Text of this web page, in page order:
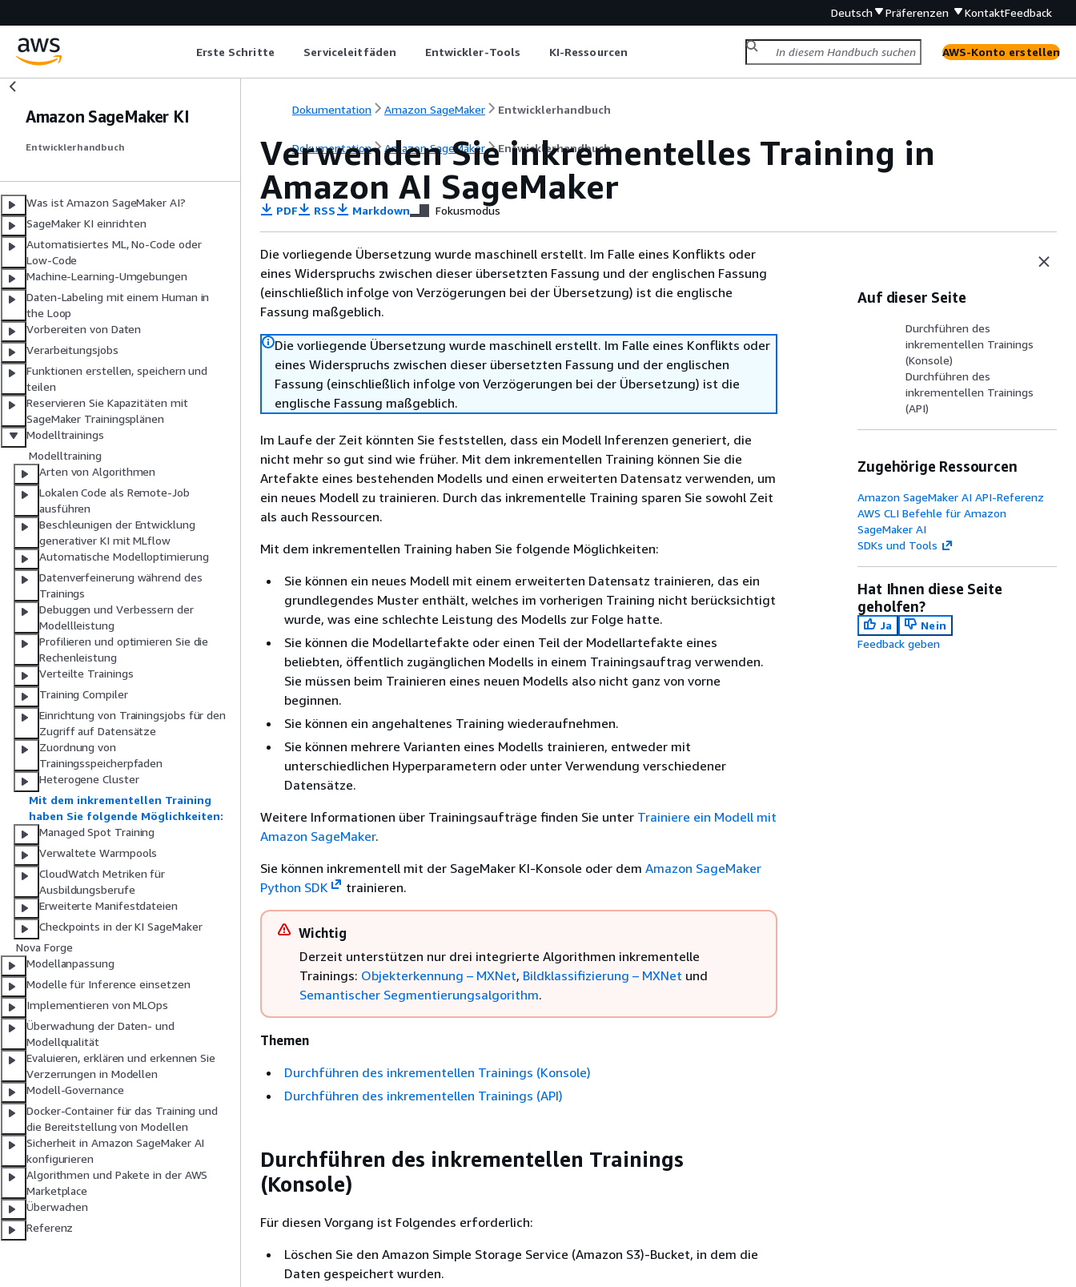
Deutsch Präferenzen KontaktFeedback
Erste Schritte Serviceleitfäden Entwickler-Tools KI-Ressourcen AWS-Konto erstellen
Amazon SageMaker KI
Entwicklerhandbuch
Was ist Amazon SageMaker AI?
SageMaker KI einrichten
Automatisiertes ML, No-Code oder
Low-Code
Machine-Learning-Umgebungen
Daten-Labeling mit einem Human in
the Loop
Vorbereiten von Daten
Verarbeitungsjobs
Funktionen erstellen, speichern und
teilen
Reservieren Sie Kapazitäten mit
SageMaker Trainingsplänen
Modelltrainings
Modelltraining
Arten von Algorithmen
Lokalen Code als Remote-Job
ausführen
Beschleunigen der Entwicklung
generativer KI mit MLflow
Automatische Modelloptimierung
Datenverfeinerung während des
Trainings
Debuggen und Verbessern der
Modellleistung
Profilieren und optimieren Sie die
Rechenleistung
Verteilte Trainings
Training Compiler
Einrichtung von Trainingsjobs für den
Zugriff auf Datensätze
Zuordnung von
Trainingsspeicherpfaden
Heterogene Cluster
Mit dem inkrementellen Training
haben Sie folgende Möglichkeiten:
Managed Spot Training
Verwaltete Warmpools
CloudWatch Metriken für
Ausbildungsberufe
Erweiterte Manifestdateien
Checkpoints in der KI SageMaker
Nova Forge
Modellanpassung
Modelle für Inference einsetzen
Implementieren von MLOps
Überwachung der Daten- und
Modellqualität
Evaluieren, erklären und erkennen Sie
Verzerrungen in Modellen
Modell-Governance
Docker-Container für das Training und
die Bereitstellung von Modellen
Sicherheit in Amazon SageMaker AI
konfigurieren
Algorithmen und Pakete in der AWS
Marketplace
Überwachen
Referenz
Dokumentation Amazon SageMaker Entwicklerhandbuch
Dokumentation Amazon SageMaker Entwicklerhandbuch
Verwenden Sie inkrementelles Training in
Amazon AI SageMaker
PDF RSS Markdown Fokusmodus
Die vorliegende Übersetzung wurde maschinell erstellt. Im Falle eines Konflikts oder
eines Widerspruchs zwischen dieser übersetzten Fassung und der englischen Fassung
(einschließlich infolge von Verzögerungen bei der Übersetzung) ist die englische
Fassung maßgeblich.
Die vorliegende Übersetzung wurde maschinell erstellt. Im Falle eines Konflikts oder
eines Widerspruchs zwischen dieser übersetzten Fassung und der englischen
Fassung (einschließlich infolge von Verzögerungen bei der Übersetzung) ist die
englische Fassung maßgeblich.
Im Laufe der Zeit könnten Sie feststellen, dass ein Modell Inferenzen generiert, die
nicht mehr so gut sind wie früher. Mit dem inkrementellen Training können Sie die
Artefakte eines bestehenden Modells und einen erweiterten Datensatz verwenden, um
ein neues Modell zu trainieren. Durch das inkrementelle Training sparen Sie sowohl Zeit
als auch Ressourcen.
Mit dem inkrementellen Training haben Sie folgende Möglichkeiten:
Sie können ein neues Modell mit einem erweiterten Datensatz trainieren, das ein
grundlegendes Muster enthält, welches im vorherigen Training nicht berücksichtigt
wurde, was eine schlechte Leistung des Modells zur Folge hatte.
Sie können die Modellartefakte oder einen Teil der Modellartefakte eines
beliebten, öffentlich zugänglichen Modells in einem Trainingsauftrag verwenden.
Sie müssen beim Trainieren eines neuen Modells also nicht ganz von vorne
beginnen.
Sie können ein angehaltenes Training wiederaufnehmen.
Sie können mehrere Varianten eines Modells trainieren, entweder mit
unterschiedlichen Hyperparametern oder unter Verwendung verschiedener
Datensätze.
Weitere Informationen über Trainingsaufträge finden Sie unter Trainiere ein Modell mit
Amazon SageMaker.
Sie können inkrementell mit der SageMaker KI-Konsole oder dem Amazon SageMaker
Python SDK
trainieren.
Wichtig
Derzeit unterstützen nur drei integrierte Algorithmen inkrementelle
Trainings: Objekterkennung – MXNet, Bildklassifizierung – MXNet und
Semantischer Segmentierungsalgorithm.
Themen
Durchführen des inkrementellen Trainings (Konsole)
Durchführen des inkrementellen Trainings (API)
Durchführen des inkrementellen Trainings
(Konsole)
Für diesen Vorgang ist Folgendes erforderlich:
Löschen Sie den Amazon Simple Storage Service (Amazon S3)-Bucket, in dem die
Daten gespeichert wurden.
Auf dieser Seite
Durchführen des
inkrementellen Trainings
(Konsole)
Durchführen des
inkrementellen Trainings
(API)
Zugehörige Ressourcen
Amazon SageMaker AI API-Referenz
AWS CLI Befehle für Amazon
SageMaker AI
SDKs und Tools
Hat Ihnen diese Seite
geholfen?
Ja
Nein
Feedback geben